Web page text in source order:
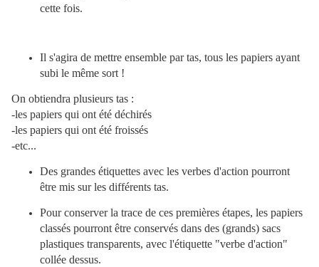
cette fois.
Il s'agira de mettre ensemble par tas, tous les papiers ayant
subi le même sort !
On obtiendra plusieurs tas :
-les papiers qui ont été déchirés
-les papiers qui ont été froissés
-etc...
Des grandes étiquettes avec les verbes d'action pourront
être mis sur les différents tas.
Pour conserver la trace de ces premières étapes, les papiers
classés pourront être conservés dans des (grands) sacs
plastiques transparents, avec l'étiquette "verbe d'action"
collée dessus.